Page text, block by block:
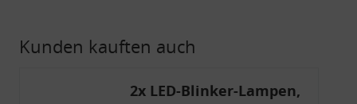
Kunden kauften auch
2x LED-Blinker-Lampen,